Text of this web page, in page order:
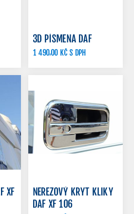
3D PÍSMENA DAF
1 490,00 KČ S DPH
XF
NEREZOVÝ KRYT KLIKY
DAF XF 106